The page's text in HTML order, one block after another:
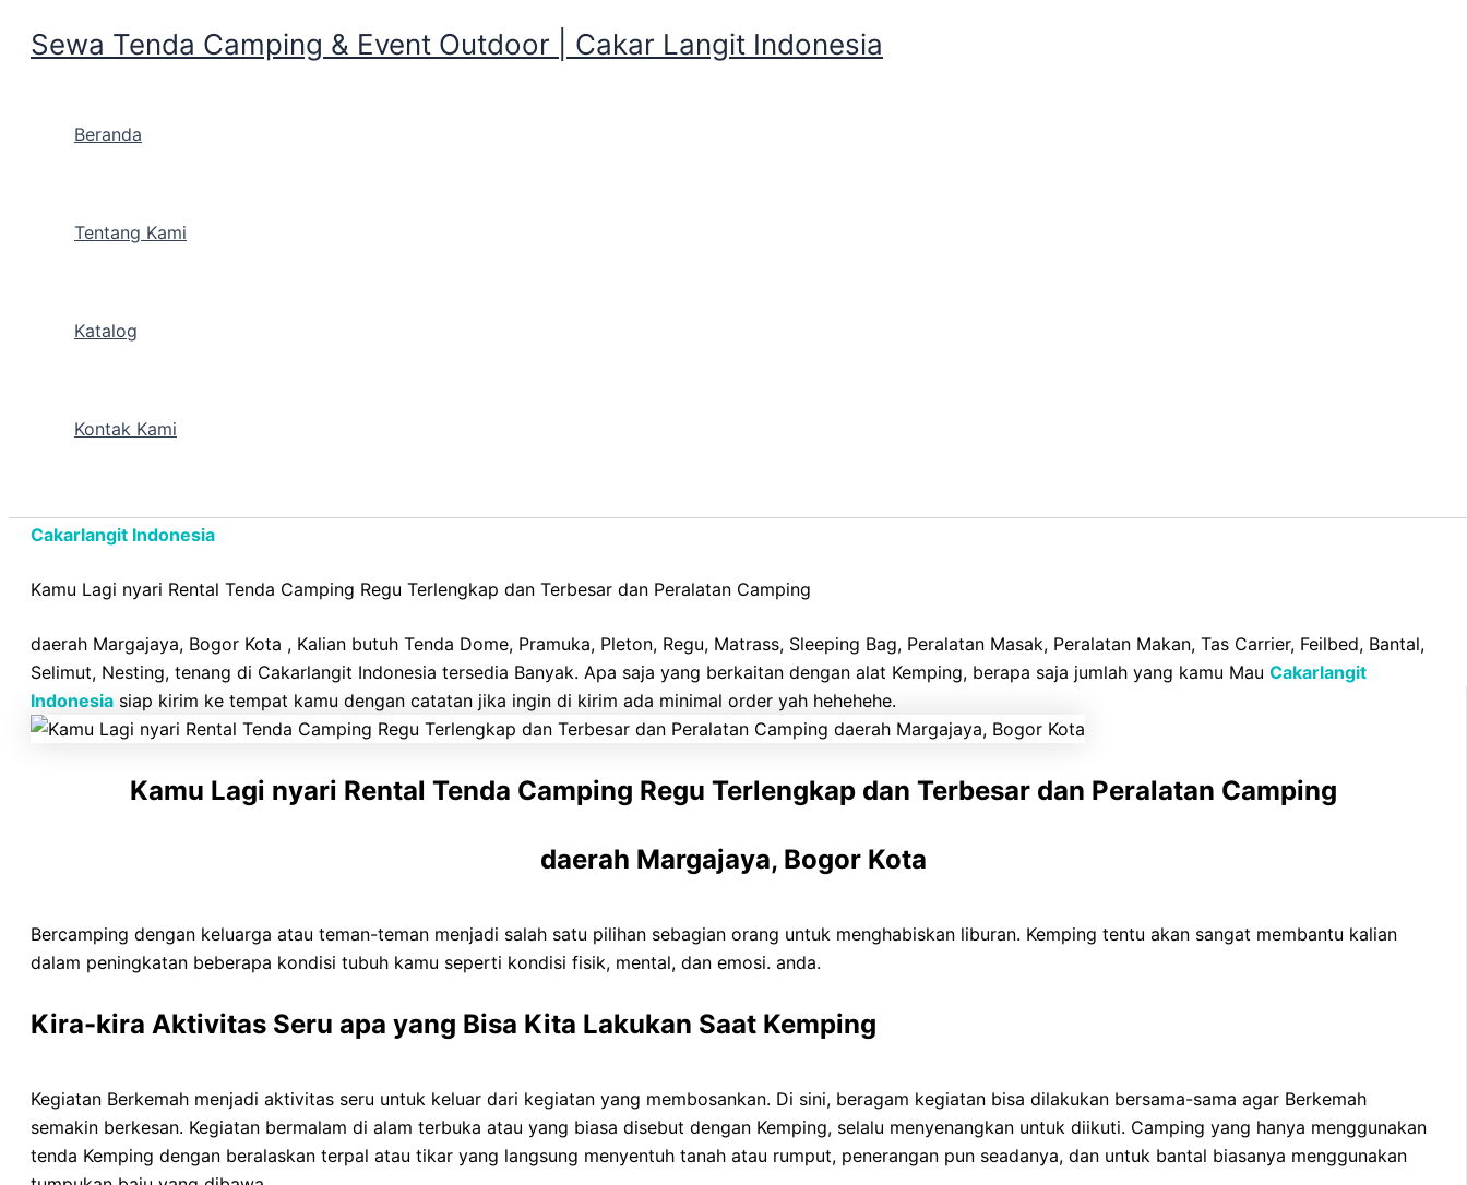
Sewa Tenda Camping & Event Outdoor | Cakar Langit Indonesia
Beranda
Tentang Kami
Katalog
Kontak Kami
Kamu Lagi nyari Rental Tenda Camping Regu Terlengkap dan Terbesar dan
ByCakarlangit Indonesia
Cakarlangit Indonesia
Kamu Lagi nyari Rental Tenda Camping Regu Terlengkap dan Terbesar dan Peralatan Camping
daerah Margajaya, Bogor Kota , Kalian butuh Tenda Dome, Pramuka, Pleton, Regu, Matrass, Sleeping Bag, Peralatan Masak, Peralatan Makan, Tas Carrier, Feilbed, Bantal,
Selimut, Nesting, tenang di Cakarlangit Indonesia tersedia Banyak. Apa saja yang berkaitan dengan alat Kemping, berapa saja jumlah yang kamu Mau Cakarlangit
Indonesia siap kirim ke tempat kamu dengan catatan jika ingin di kirim ada minimal order yah hehehehe.
Kamu Lagi nyari Rental Tenda Camping Regu Terlengkap dan Terbesar dan Peralatan Camping
daerah Margajaya, Bogor Kota
Bercamping dengan keluarga atau teman-teman menjadi salah satu pilihan sebagian orang untuk menghabiskan liburan. Kemping tentu akan sangat membantu kalian
dalam peningkatan beberapa kondisi tubuh kamu seperti kondisi fisik, mental, dan emosi. anda.
Kira-kira Aktivitas Seru apa yang Bisa Kita Lakukan Saat Kemping
Kegiatan Berkemah menjadi aktivitas seru untuk keluar dari kegiatan yang membosankan. Di sini, beragam kegiatan bisa dilakukan bersama-sama agar Berkemah
semakin berkesan. Kegiatan bermalam di alam terbuka atau yang biasa disebut dengan Kemping, selalu menyenangkan untuk diikuti. Camping yang hanya menggunakan
tenda Kemping dengan beralaskan terpal atau tikar yang langsung menyentuh tanah atau rumput, penerangan pun seadanya, dan untuk bantal biasanya menggunakan